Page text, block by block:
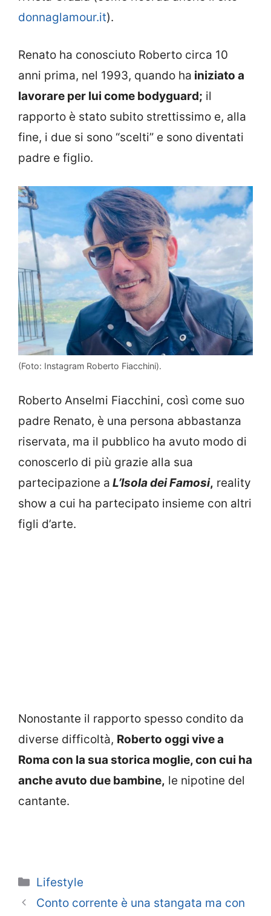
donnaglamour.it).
Renato ha conosciuto Roberto circa 10
anni prima, nel 1993, quando ha iniziato a
lavorare per lui come bodyguard; il
rapporto è stato subito strettissimo e, alla
fine, i due si sono “scelti” e sono diventati
padre e figlio.
(Foto: Instagram Roberto Fiacchini).
Roberto Anselmi Fiacchini, così come suo
padre Renato, è una persona abbastanza
riservata, ma il pubblico ha avuto modo di
conoscerlo di più grazie alla sua
partecipazione a L’Isola dei Famosi, reality
show a cui ha partecipato insieme con altri
figli d’arte.
Nonostante il rapporto spesso condito da
diverse difficoltà, Roberto oggi vive a
Roma con la sua storica moglie, con cui ha
anche avuto due bambine, le nipotine del
cantante.
Categorie
Lifestyle
Conto corrente è una stangata ma con